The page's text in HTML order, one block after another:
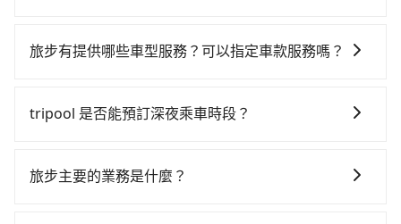
或九人座可供選擇，而且無人租車最令人詬病的就是車
樣。另外，偶爾也會遇到明明已經預約了時間但上一位
小的風險。最後，雖然路邊隨租隨還看似方便，但實際
27%會採現場議價，建議最好先上網預約，以免當場被
兩輛計程車的費用就貴了，改預約一輛tripool的九人座
月上下班，或者任何跨縣市接送的需求，tripool都能滿
車後一週內寄出電子收據。
論任何理由，保證全額退費，且不收取任何手續費。
旅步有提供哪些車型服務？可以指定車款服務嗎？
指定車款服務的需求，可以先將您的需先提供旅步，會
tripool 是否能預訂深夜乘車時段？
旅步主要的業務是什麼？